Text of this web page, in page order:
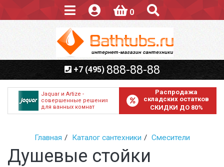
0
+7 (495) 888-88-88
Распродажа
складских остатков
СКИДКИ ДО 80%
Jaquar и Artize -
совершенные решения
для ванных комнат
Главная Каталог сантехники Смесители
Душевые стойки